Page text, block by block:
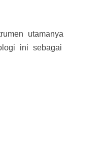
utamanya
ini sebagai